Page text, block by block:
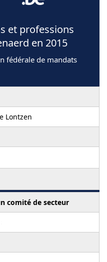
et professions
en 2015
fédérale de mandats
Lontzen
comité de secteur